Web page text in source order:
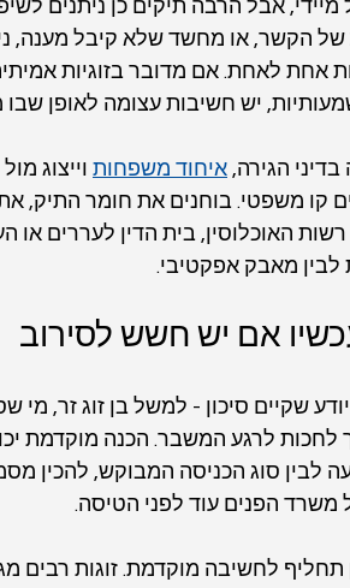
מיידי, אבל הרבה תיקים כן ניתנים
הקשר, או מחשד שלא קיבל מענה,
אחת לאחת. אם מדובר בזוגיות
יש חשיבות עצומה לאופן
הגירה, איחוד משפחות וייצוג
קו משפטי. בוחנים את חומר התיק,
האוכלוסין, בית הדין לעררים
לבין מאבק אפקטיבי.
אם יש חשש לסירוב
שקיים סיכון - למשל בן זוג זר, מי
לחכות לרגע המשבר. הכנה מוקדמת
לבין סוג הכניסה המבוקש, להכין
משרד הפנים עוד לפני הטיסה.
תחליף לחשיבה מוקדמת. זוגות רבים